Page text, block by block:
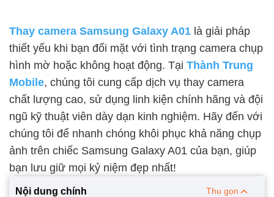
Thay camera Samsung Galaxy A01 là giải pháp
thiết yếu khi bạn đối mặt với tình trạng camera chụp
hình mờ hoặc không hoạt động. Tại Thành Trung
Mobile, chúng tôi cung cấp dịch vụ thay camera
chất lượng cao, sử dụng linh kiện chính hãng và đội
ngũ kỹ thuật viên dày dạn kinh nghiệm. Hãy đến với
chúng tôi để nhanh chóng khôi phục khả năng chụp
ảnh trên chiếc Samsung Galaxy A01 của bạn, giúp
bạn lưu giữ mọi kỷ niệm đẹp nhất!
Nội dung chính Thu gọn